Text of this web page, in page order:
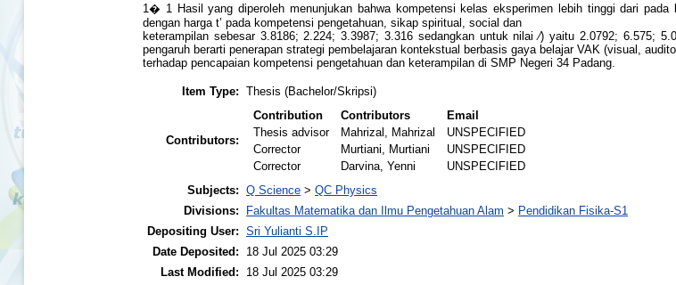
1� 1 Hasil yang diperoleh menunjukan bahwa kompetensi kelas eksperimen lebih tinggi dari
dengan harga t’ pada kompetensi pengetahuan, sikap spiritual, social dan
keterampilan sebesar 3.8186; 2.224; 3.3987; 3.316 sedangkan untuk nilai ⁄) yaitu 2.0792; 6.575;
pengaruh berarti penerapan strategi pembelajaran kontekstual berbasis gaya belajar VAK (visual,
terhadap pencapaian kompetensi pengetahuan dan keterampilan di SMP Negeri 34 Padang.
Item Type: Thesis (Bachelor/Skripsi)
Contributors:
Contribution Contributors
Email
Thesis advisor
Mahrizal, Mahrizal
UNSPECIFIED
Corrector
Murtiani, Murtiani
UNSPECIFIED
Corrector
Darvina, Yenni
UNSPECIFIED
Subjects: Q Science > QC Physics
Divisions:
Fakultas Matematika dan Ilmu Pengetahuan Alam > Pendidikan Fisika-S1
Depositing User: Sri Yulianti S.IP
Date Deposited:
18 Jul 2025 03:29
Last Modified:
18 Jul 2025 03:29